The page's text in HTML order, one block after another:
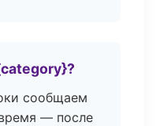
сообщаем
— после